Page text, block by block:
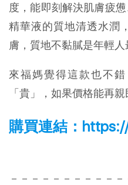
度，能即刻解決肌膚疲
精華液的質地清透水潤
膚，質地不黏膩是年輕人
來福媽覺得這款也不
「貴」，如果價格能再
購買連結：
－－－－－－－－－－－